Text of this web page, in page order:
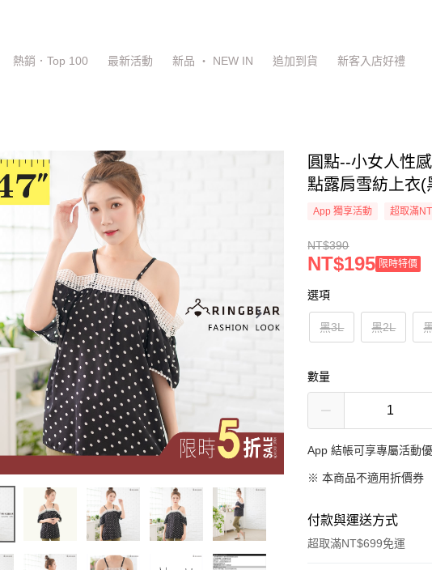
熱銷．Top 100 最新活動 新品 ‧ NEW IN 追加到貨 新客入店好禮
圓點--小女人性
點露肩雪紡上衣
App 獨享活動 超取滿
NT$390
NT$195 限時特價
選項
黑3L 黑2L
數量
App 結帳可享專屬活動
※ 本商品不適用折價券
付款與運送方式
超取滿NT$699免運